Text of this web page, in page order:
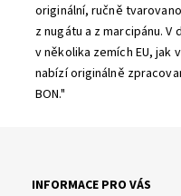
originální, ručně
z nugátu a z marcipánu.
v několika zemích EU,
nabízí originálně
BON."
INFORMACE PRO VÁS